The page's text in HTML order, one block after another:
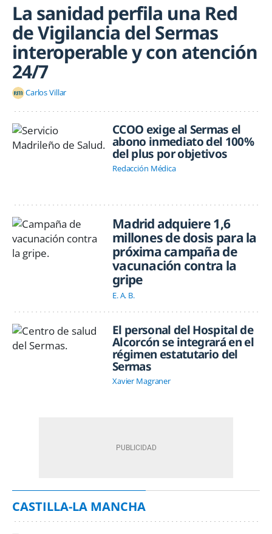
La sanidad perfila una Red
de Vigilancia del Sermas
interoperable y con atención
24/7
Carlos Villar
CCOO exige al Sermas el
abono inmediato del 100%
del plus por objetivos
Redacción Médica
Madrid adquiere 1,6
millones de dosis para la
próxima campaña de
vacunación contra la
gripe
E. A. B.
El personal del Hospital de
Alcorcón se integrará en el
régimen estatutario del
Sermas
Xavier Magraner
CASTILLA-LA MANCHA